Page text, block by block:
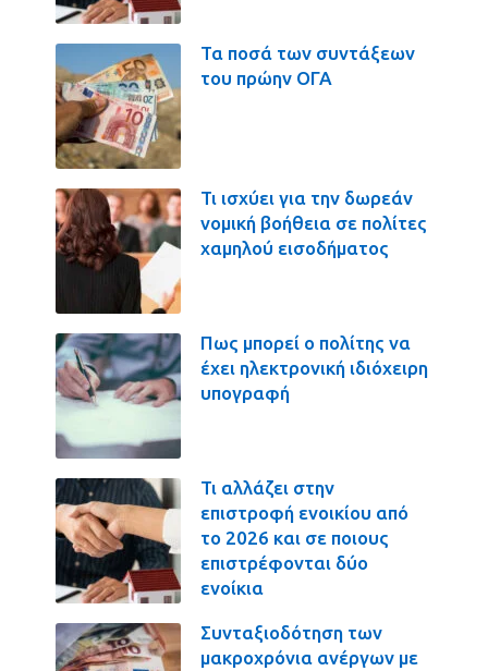
Τα ποσά των συντάξεων
του πρώην ΟΓΑ
Τι ισχύει για την δωρεάν
νομική βοήθεια σε πολίτες
χαμηλού εισοδήματος
Πως μπορεί ο πολίτης να
έχει ηλεκτρονική ιδιόχειρη
υπογραφή
Τι αλλάζει στην
επιστροφή ενοικίου από
το 2026 και σε ποιους
επιστρέφονται δύο
ενοίκια
Συνταξιοδότηση των
μακροχρόνια ανέργων με